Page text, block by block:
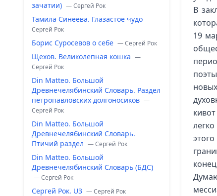
зачатии) — Сергей Рок
Тамила Синеева. Глазастое чудо —
Сергей Рок
Борис Суросевов о себе — Сергей Рок
Щехов. Великолепная кошка —
Сергей Рок
Din Matteo. Большой
Древнечелябинский Словарь. Раздел
петропавловских долгоносиков —
Сергей Рок
Din Matteo. Большой
Древнечелябинский Словарь.
Птичий раздел — Сергей Рок
Din Matteo. Большой
Древнечелябинский Словарь (БДС)
— Сергей Рок
Сергей Рок. U3 — Сергей Рок
В
19